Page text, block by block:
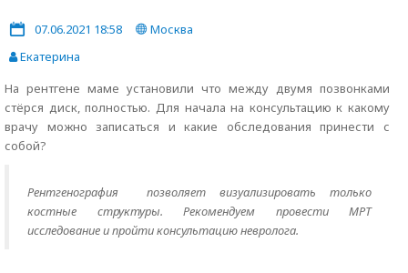
07.06.2021 18:58
Москва
Екатерина
На рентгене маме установили что между двумя позвонками
стёрся диск, полностью. Для начала на консультацию к какому
врачу можно записаться и какие обследования принести с
собой?
Рентгенография позволяет визуализировать только
костные структуры. Рекомендуем провести МРТ
исследование и пройти консультацию невролога.